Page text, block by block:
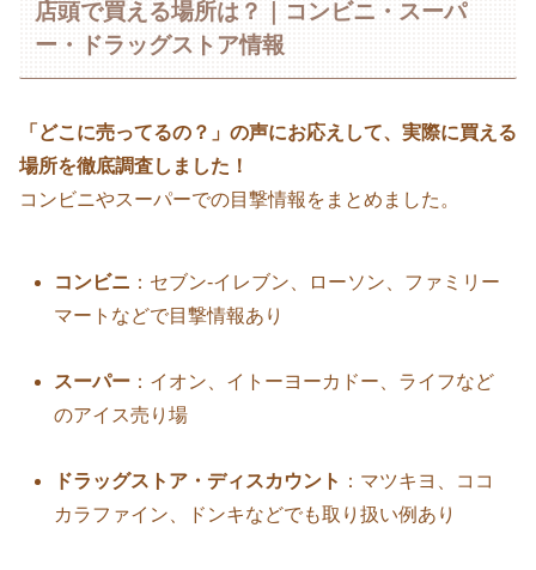
店頭で買える場所は？｜コンビニ・スーパ
ー・ドラッグストア情報
「どこに売ってるの？」の声にお応えして、実際に買える
場所を徹底調査しました！
コンビニやスーパーでの目撃情報をまとめました。
コンビニ ：セブン-イレブン、ローソン、ファミリー
マートなどで目撃情報あり
スーパー ：イオン、イトーヨーカドー、ライフなど
のアイス売り場
ドラッグストア・ディスカウント ：マツキヨ、ココ
カラファイン、ドンキなどでも取り扱い例あり